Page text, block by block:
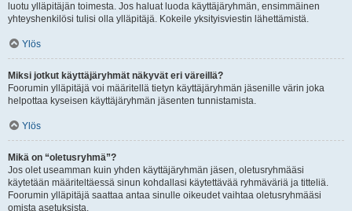
luotu ylläpitäjän toimesta. Jos haluat luoda käyttäjäryhmän, ensimmäinen
yhteyshenkilösi tulisi olla ylläpitäjä. Kokeile yksityisviestin lähettämistä.
Ylös
Miksi jotkut käyttäjäryhmät näkyvät eri väreillä?
Foorumin ylläpitäjä voi määritellä tietyn käyttäjäryhmän jäsenille värin joka
helpottaa kyseisen käyttäjäryhmän jäsenten tunnistamista.
Ylös
Mikä on “oletusryhmä”?
Jos olet useamman kuin yhden käyttäjäryhmän jäsen, oletusryhmääsi
käytetään määriteltäessä sinun kohdallasi käytettävää ryhmäväriä ja titteliä.
Foorumin ylläpitäjä saattaa antaa sinulle oikeudet vaihtaa oletusryhmääsi
omista asetuksista.